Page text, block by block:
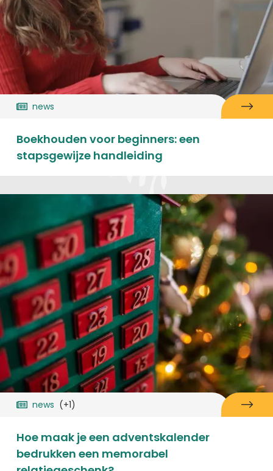
news
Boekhouden voor beginners: een
stapsgewijze handleiding
news (+1)
Hoe maak je een adventskalender
bedrukken een memorabel